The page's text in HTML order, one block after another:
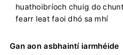
huathoibríoch chuig do
fearr leat faoi dhó sa mhí
Gan aon asbhaintí iarmhéide